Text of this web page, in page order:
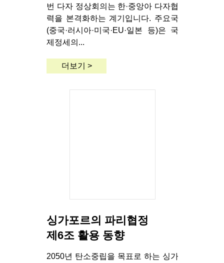
번 다자 정상회의는 한·중앙아 다자협
력을 본격화하는 계기입니다. 주요국
(중국·러시아·미국·EU·일본 등)은 국
제정세의...
더보기 >
싱가포르의 파리협정
제6조 활용 동향
2050년 탄소중립을 목표로 하는 싱가